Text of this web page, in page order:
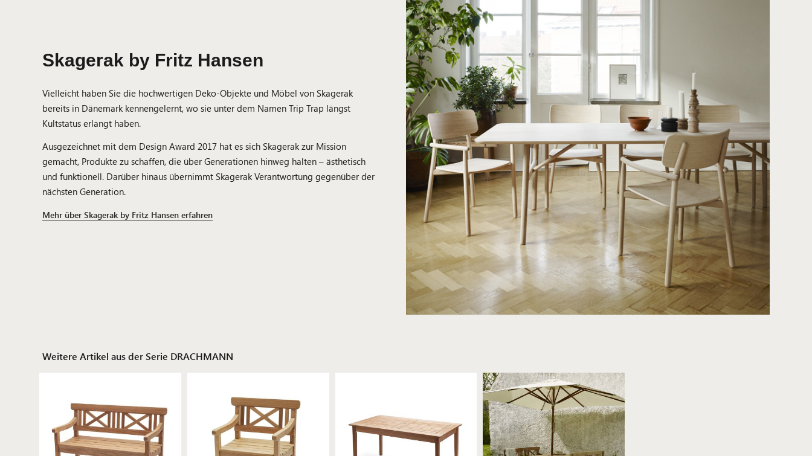
Skagerak by Fritz Hansen
Vielleicht haben Sie die hochwertigen Deko-Objekte und Möbel von Skagerak
bereits in Dänemark kennengelernt, wo sie unter dem Namen Trip Trap längst
Kultstatus erlangt haben.
Ausgezeichnet mit dem Design Award 2017 hat es sich Skagerak zur Mission
gemacht, Produkte zu schaffen, die über Generationen hinweg halten – ästhetisch
und funktionell. Darüber hinaus übernimmt Skagerak Verantwortung gegenüber der
nächsten Generation.
Mehr über Skagerak by Fritz Hansen erfahren
Weitere Artikel aus der Serie DRACHMANN